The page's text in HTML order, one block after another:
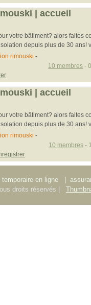
| accueil
votre bâtiment? alors faites
depuis plus de 30 ans!
rimouski -
10 membres -
| accueil
votre bâtiment? alors faites
depuis plus de 30 ans!
rimouski -
10 membres-
en ligne
droits réservés |